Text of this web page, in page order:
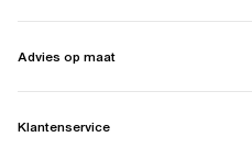
Advies op maat
Klantenservice